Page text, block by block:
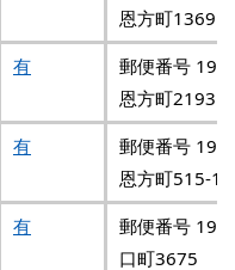
恩方町1369
有
郵便番号
恩方町2193
有
郵便番号
恩方町515-1
有
郵便番号
口町3675